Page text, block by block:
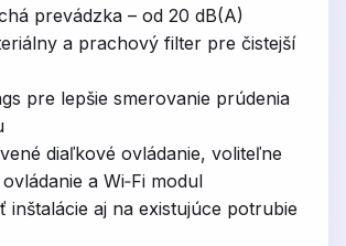
prevádzka – od 20 dB(A)
a prachový filter pre čistejší
pre lepšie smerovanie prúdenia
diaľkové ovládanie, voliteľne
a Wi‑Fi modul
inštalácie aj na existujúce potrubie